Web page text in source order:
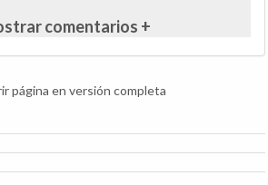
comentarios +
página en versión completa